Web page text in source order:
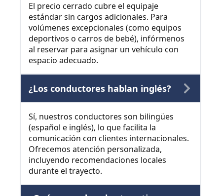
El precio cerrado cubre el equipaje
estándar sin cargos adicionales. Para
volúmenes excepcionales (como equipos
deportivos o carros de bebé), infórmenos
al reservar para asignar un vehículo con
espacio adecuado.
¿Los conductores hablan inglés?
Sí, nuestros conductores son bilingües
(español e inglés), lo que facilita la
comunicación con clientes internacionales.
Ofrecemos atención personalizada,
incluyendo recomendaciones locales
durante el trayecto.